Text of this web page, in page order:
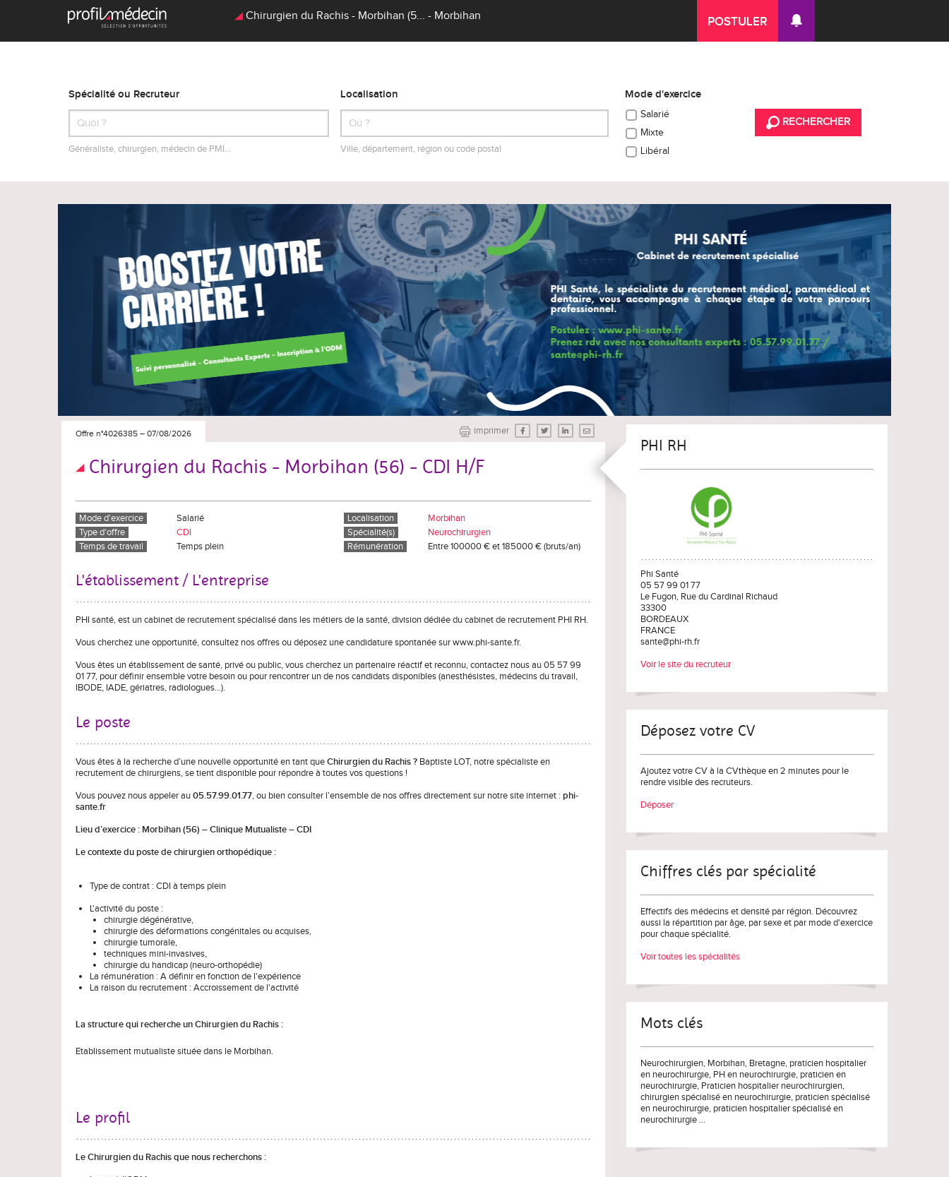
Chirurgien du Rachis - Morbihan (5... - Morbihan POSTULER
Spécialité ou Recruteur
Généraliste, chirurgien, médecin de PMI…
Localisation
Ville, département, région ou code postal
Mode d'exercice
Salarié
Mixte
Libéral
RECHERCHER
Offre n°4026385 – 07/08/2026 imprimer
Chirurgien du Rachis - Morbihan (56) - CDI H/F
Mode d'exercice
Salarié
Type d'offre
CDI
Temps de travail
Temps plein
Localisation
Morbihan
Spécialité(s)
Neurochirurgien
Rémunération
Entre 100000 € et 185000 € (bruts/an)
L'établissement / L'entreprise
PHI santé, est un cabinet de recrutement spécialisé dans les métiers de la santé, division dédiée du cabinet de recrutement PHI RH.
Vous cherchez une opportunité, consultez nos offres ou déposez une candidature spontanée sur www.phi-sante.fr.
Vous êtes un établissement de santé, privé ou public, vous cherchez un partenaire réactif et reconnu, contactez nous au 05 57 99
01 77, pour définir ensemble votre besoin ou pour rencontrer un de nos candidats disponibles (anesthésistes, médecins du travail,
IBODE, IADE, gériatres, radiologues…).
Le poste
Vous êtes à la recherche d’une nouvelle opportunité en tant queChirurgien du Rachis ? Baptiste LOT, notre spécialiste en
recrutement de chirurgiens, se tient disponible pour répondre à toutes vos questions !
Vous pouvez nous appeler au05.57.99.01.77, ou bien consulter l’ensemble de nos offres directement sur notre site internet : phi-
sante.fr
Lieu d’exercice : Morbihan (56) – Clinique Mutualiste – CDI
Le contexte du poste de chirurgien orthopédique :
Type de contrat : CDI à temps plein
L'activité du poste :
chirurgie dégénérative,
chirurgie des déformations congénitales ou acquises,
chirurgie tumorale,
techniques mini-invasives,
chirurgie du handicap (neuro-orthopédie)
La rémunération : A définir en fonction de l'expérience
La raison du recrutement : Accroissement de l'activité
La structure qui recherche un Chirurgien du Rachis :
Etablissement mutualiste située dans le Morbihan.
Le profil
Le Chirurgien du Rachis que nous recherchons :
PHI RH
Phi Santé
05 57 99 01 77
Le Fugon, Rue du Cardinal Richaud
33300
BORDEAUX
FRANCE
sante@phi-rh.fr
Voir le site du recruteur
Déposez votre CV
Ajoutez votre CV à la CVthèque en 2 minutes pour le
rendre visible des recruteurs.
Déposer
Chiffres clés par spécialité
Effectifs des médecins et densité par région. Découvrez
aussi la répartition par âge, par sexe et par mode d'exercice
pour chaque spécialité.
Voir toutes les spécialités
Mots clés
Neurochirurgien, Morbihan, Bretagne, praticien hospitalier
en neurochirurgie, PH en neurochirurgie, praticien en
neurochirurgie, Praticien hospitalier neurochirurgien,
chirurgien spécialisé en neurochirurgie, praticien spécialisé
en neurochirurgie, praticien hospitalier spécialisé en
neurochirurgie ...